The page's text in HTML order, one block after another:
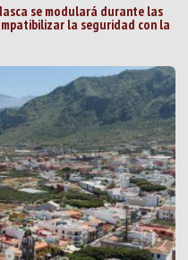
se modulará durante las
la seguridad con la